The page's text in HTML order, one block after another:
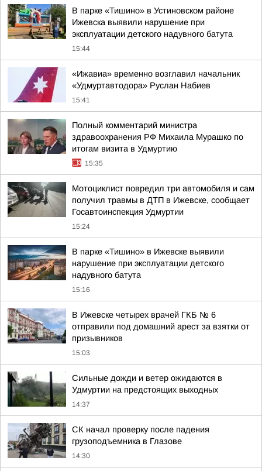
В парке «Тишино» в Устиновском районе
Ижевска выявили нарушение при
эксплуатации детского надувного батута
15:44
«Ижавиа» временно возглавил начальник
«Удмуртавтодора» Руслан Набиев
15:41
Полный комментарий министра
здравоохранения РФ Михаила Мурашко по
итогам визита в Удмуртию
15:35
Мотоциклист повредил три автомобиля и сам
получил травмы в ДТП в Ижевске, сообщает
Госавтоинспекция Удмуртии
15:24
В парке «Тишино» в Ижевске выявили
нарушение при эксплуатации детского
надувного батута
15:16
В Ижевске четырех врачей ГКБ № 6
отправили под домашний арест за взятки от
призывников
15:03
Сильные дожди и ветер ожидаются в
Удмуртии на предстоящих выходных
14:37
СК начал проверку после падения
грузоподъемника в Глазове
14:30